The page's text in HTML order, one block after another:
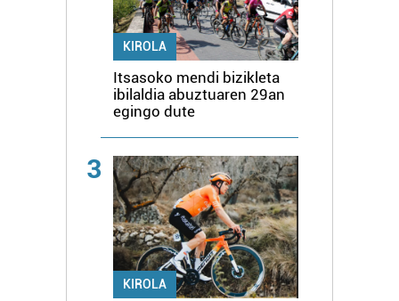
KIROLA
Itsasoko mendi bizikleta
ibilaldia abuztuaren 29an
egingo dute
3
KIROLA